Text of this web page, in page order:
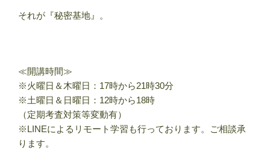
それが『秘密基地』。
≪開講時間≫
※火曜日＆木曜日：17時から21時30分
※土曜日＆日曜日：12時から18時
（定期考査対策等変動有）
※LINEによるリモート学習も行っております。ご相談承
ります。